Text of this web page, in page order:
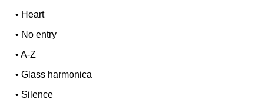
• Heart
• No entry
•A-Z
•Glass harmonica
• Silence